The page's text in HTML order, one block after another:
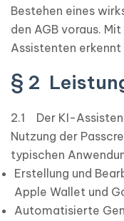
Bestehen eines
den AGB voraus.
Assistenten erkennt
§ 2
2.1 Der KI-
Nutzung der
typischen
Erstellung und
Apple Wallet und
Automatisierte